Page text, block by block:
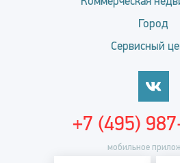
Город
Сервисный
мобильное
+7 (495)